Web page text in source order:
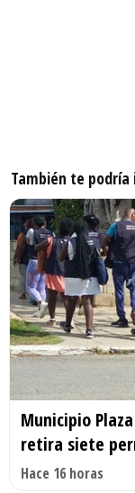
También te
Municipio
retira siete
Hace 16 horas